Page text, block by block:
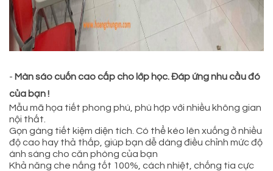
- Màn sáo cuốn cao cấp cho lớp học. Đáp ứng nhu cầu đó
của bạn !
Mẫu mã họa tiết phong phú, phù hợp với nhiều không gian
nội thất.
Gọn gàng tiết kiệm diện tích. Có thể kéo lên xuống ở nhiều
độ cao hay thả thấp, giúp bạn dễ dàng điều chỉnh mức độ
ánh sáng cho căn phòng của bạn
Khả năng che nắng tốt 100%, cách nhiệt, chống tia cực